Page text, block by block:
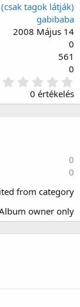
tagok látják)
gabibaba
2008 Május 14
0
561
0
.
0
0
g
0 értékelés
0
0
from category
owner only